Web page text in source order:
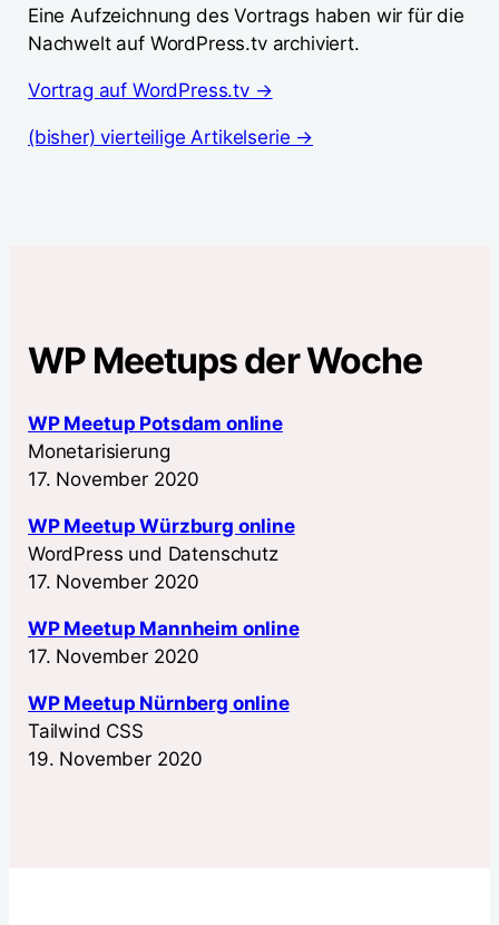
Eine Aufzeichnung des Vortrags haben wir für die
Nachwelt auf WordPress.tv archiviert.
Vortrag auf WordPress.tv →
(bisher) vierteilige Artikelserie →
WP Meetups der Woche
WP Meetup Potsdam online
Monetarisierung
17. November 2020
WP Meetup Würzburg online
WordPress und Datenschutz
17. November 2020
WP Meetup Mannheim online
17. November 2020
WP Meetup Nürnberg online
Tailwind CSS
19. November 2020